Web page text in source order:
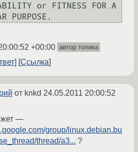
or FITNESS FOR A
+00:00 автор топика
Ссылка
от knkd 24.05.2011 20:00:52
—
group/linux.debian.bu
thread/a3... ?